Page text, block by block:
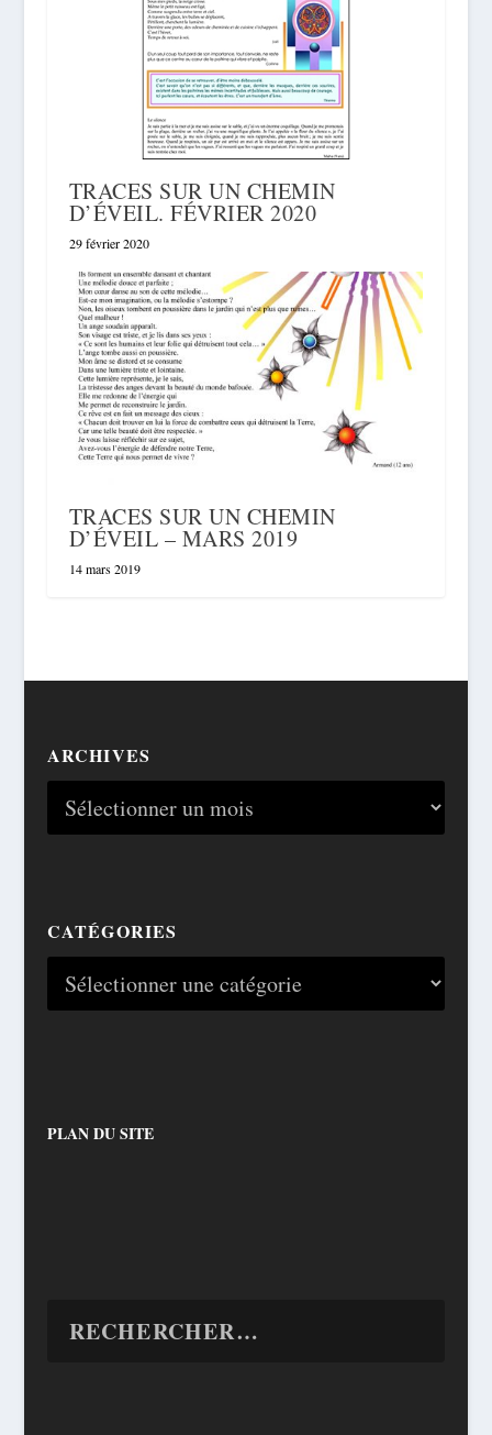
TRACES SUR UN CHEMIN
D’ÉVEIL. FÉVRIER 2020
29 février 2020
TRACES SUR UN CHEMIN
D’ÉVEIL – MARS 2019
14 mars 2019
ARCHIVES
CATÉGORIES
PLAN DU SITE